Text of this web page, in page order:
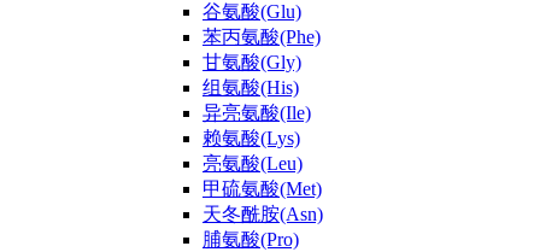
谷氨酸(Glu)
苯丙氨酸(Phe)
甘氨酸(Gly)
组氨酸(His)
异亮氨酸(Ile)
赖氨酸(Lys)
亮氨酸(Leu)
甲硫氨酸(Met)
天冬酰胺(Asn)
脯氨酸(Pro)